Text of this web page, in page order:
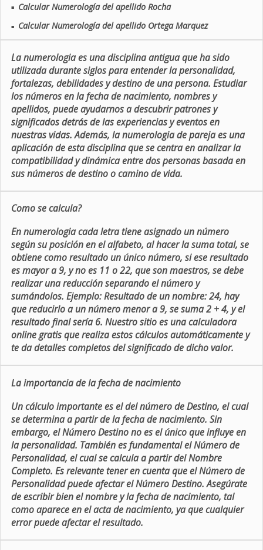
■ Calcular Numerología del apellido Rocha
■ Calcular Numerología del apellido Ortega Marquez
La numerologia es una disciplina antigua que ha sido
utilizada durante siglos para entender la personalidad,
fortalezas, debilidades y destino de una persona. Estudiar
los números en la fecha de nacimiento, nombres y
apellidos, puede ayudarnos a descubrir patrones y
significados detrás de las experiencias y eventos en
nuestras vidas. Además, la numerologia de pareja es una
aplicación de esta disciplina que se centra en analizar la
compatibilidad y dinámica entre dos personas basada en
sus números de destino o camino de vida.
Como se calcula?
En numerologia cada letra tiene asignado un número
según su posición en el alfabeto, al hacer la suma total, se
obtiene como resultado un único número, si ese resultado
es mayor a 9, y no es 11 o 22, que son maestros, se debe
realizar una reducción separando el número y
sumándolos. Ejemplo: Resultado de un nombre: 24, hay
que reducirlo a un número menor a 9, se suma 2 + 4, y el
resultado final sería 6. Nuestro sitio es una calculadora
online gratis que realiza estos cálculos automáticamente y
te da detalles completos del significado de dicho valor.
La importancia de la fecha de nacimiento
Un cálculo importante es el del número de Destino, el cual
se determina a partir de la fecha de nacimiento. Sin
embargo, el Número Destino no es el único que influye en
la personalidad. También es fundamental el Número de
Personalidad, el cual se calcula a partir del Nombre
Completo. Es relevante tener en cuenta que el Número de
Personalidad puede afectar el Número Destino. Asegúrate
de escribir bien el nombre y la fecha de nacimiento, tal
como aparece en el acta de nacimiento, ya que cualquier
error puede afectar el resultado.